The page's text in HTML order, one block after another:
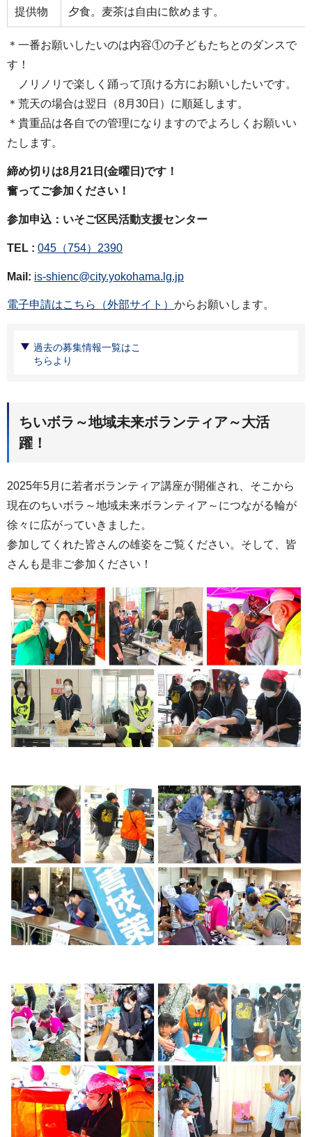
提供物 夕食。麦茶は自由に飲めます。
＊一番お願いしたいのは内容①の子どもたちとのダンスで
す！
ノリノリで楽しく踊って頂ける方にお願いしたいです。
＊荒天の場合は翌日（8月30日）に順延します。
＊貴重品は各自での管理になりますのでよろしくお願いい
たします。
締め切りは8月21日(金曜日)です！
奮ってご参加ください！
参加申込：いそご区民活動支援センター
TEL : 045（754）2390
Mail: is-shienc@city.yokohama.lg.jp
電子申請はこちら（外部サイト） からお願いします。
過去の募集情報一覧はこ
ちらより
ちいボラ～地域未来ボランティア～大活
躍！
2025年5月に若者ボランティア講座が開催され、そこから
現在のちいボラ～地域未来ボランティア～につながる輪が
徐々に広がっていきました。
参加してくれた皆さんの雄姿をご覧ください。そして、皆
さんも是非ご参加ください！